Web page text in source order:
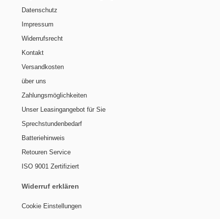
Datenschutz
Impressum
Widerrufsrecht
Kontakt
Versandkosten
über uns
Zahlungsmöglichkeiten
Unser Leasingangebot für Sie
Sprechstundenbedarf
Batteriehinweis
Retouren Service
ISO 9001 Zertifiziert
Widerruf erklären
Cookie Einstellungen